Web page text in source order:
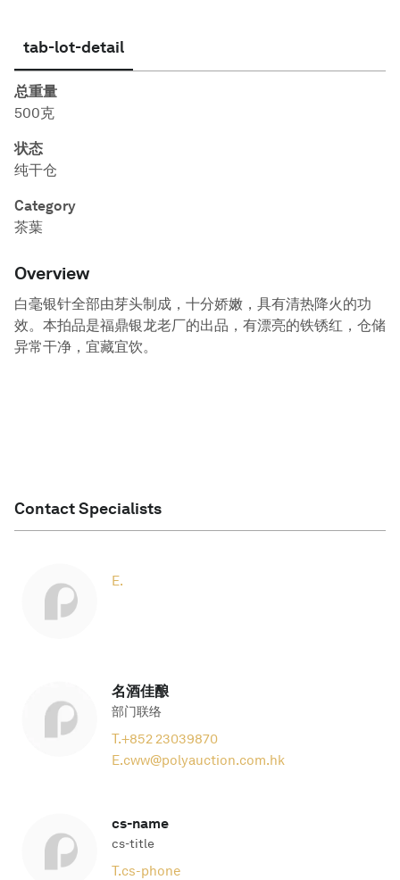
tab-lot-detail
总重量
500克
状态
纯干仓
Category
茶葉
Overview
白毫银针全部由芽头制成，十分娇嫩，具有清热降火的功
效。本拍品是福鼎银龙老厂的出品，有漂亮的铁锈红，仓储
异常干净，宜藏宜饮。
Contact Specialists
E.
名酒佳酿
部门联络
T.+852 23039870
E.cww@polyauction.com.hk
cs-name
cs-title
T.cs-phone